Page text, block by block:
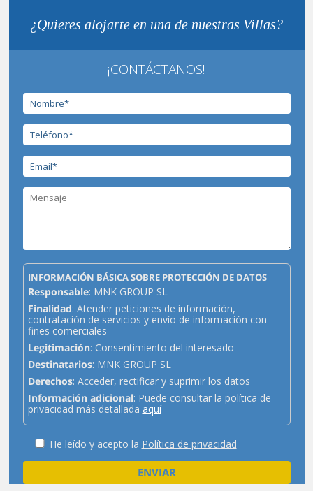
¿Quieres alojarte en una de nuestras Villas?
¡CONTÁCTANOS!
INFORMACIÓN BÁSICA SOBRE PROTECCIÓN DE DATOS
Responsable: MNK GROUP SL
Finalidad: Atender peticiones de información,
contratación de servicios y envío de información con
fines comerciales
Legitimación: Consentimiento del interesado
Destinatarios: MNK GROUP SL
Derechos: Acceder, rectificar y suprimir los datos
Información adicional: Puede consultar la política de
privacidad más detallada aquí
He leído y acepto la Política de privacidad